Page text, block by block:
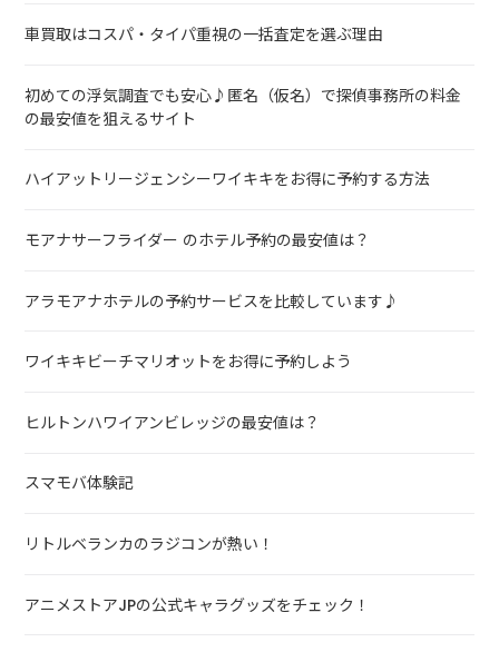
車買取はコスパ・タイパ重視の一括査定を選ぶ理由
初めての浮気調査でも安心♪匿名（仮名）で探偵事務所の料金
の最安値を狙えるサイト
ハイアットリージェンシーワイキキをお得に予約する方法
モアナサーフライダー のホテル予約の最安値は？
アラモアナホテルの予約サービスを比較しています♪
ワイキキビーチマリオットをお得に予約しよう
ヒルトンハワイアンビレッジの最安値は？
スマモバ体験記
リトルベランカのラジコンが熱い！
アニメストアJPの公式キャラグッズをチェック！